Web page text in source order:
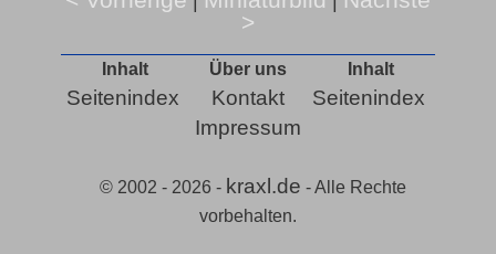
>
Inhalt
Seitenindex
Über uns
Kontakt
Impressum
Inhalt
Seitenindex
© 2002 - 2026 - kraxl.de - Alle Rechte
vorbehalten.